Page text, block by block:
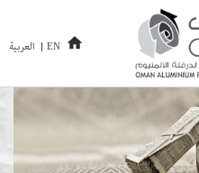
EN العربية